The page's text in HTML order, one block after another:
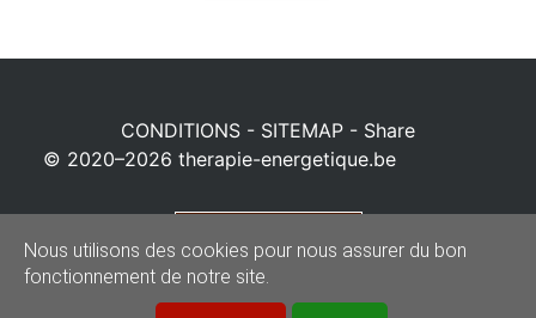
CONDITIONS - SITEMAP - Share
© 2020–2026 therapie-energetique.be
Powered by
Nous utilisons des cookies pour nous assurer du bon
fonctionnement de notre site.